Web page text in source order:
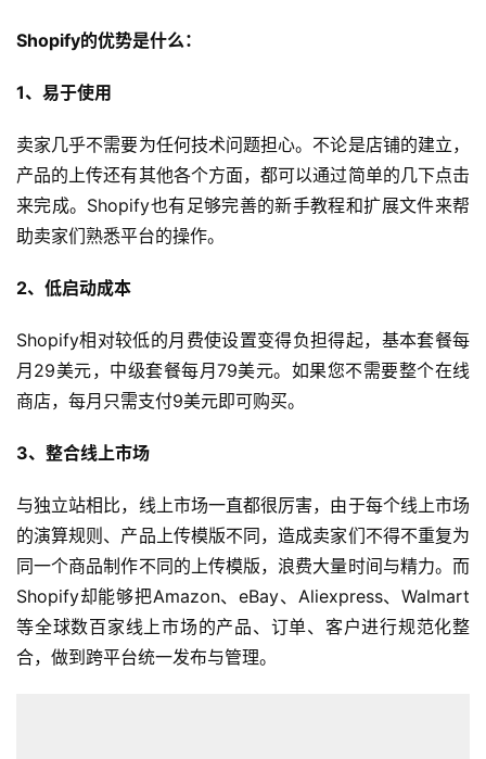
Shopify的优势是什么：
1、易于使用
卖家几乎不需要为任何技术问题担心。不论是店铺的建立，
产品的上传还有其他各个方面，都可以通过简单的几下点击
来完成。Shopify也有足够完善的新手教程和扩展文件来帮
助卖家们熟悉平台的操作。
2、低启动成本
Shopify相对较低的月费使设置变得负担得起，基本套餐每
月29美元，中级套餐每月79美元。如果您不需要整个在线
商店，每月只需支付9美元即可购买。
3、整合线上市场
与独立站相比，线上市场一直都很厉害，由于每个线上市场
的演算规则、产品上传模版不同，造成卖家们不得不重复为
同一个商品制作不同的上传模版，浪费大量时间与精力。而
Shopify却能够把Amazon、eBay、Aliexpress、Walmart
等全球数百家线上市场的产品、订单、客户进行规范化整
合，做到跨平台统一发布与管理。